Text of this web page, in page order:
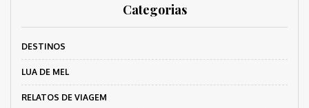
Categorias
DESTINOS
LUA DE MEL
RELATOS DE VIAGEM